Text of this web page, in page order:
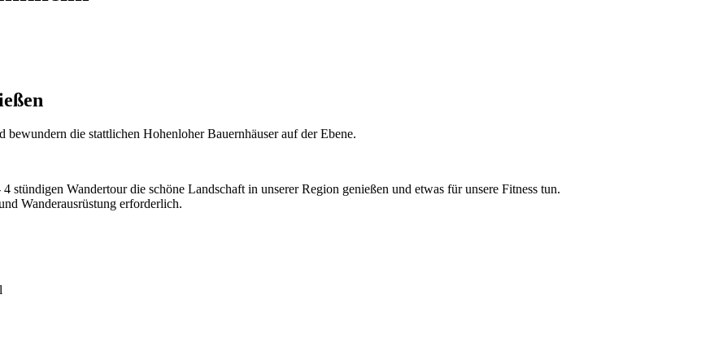
die stattlichen Hohenloher Bauernhäuser auf der Ebene.
Wandertour die schöne Landschaft in unserer Region genießen und etwas für unsere Fitness tun.
Wanderausrüstung erforderlich.